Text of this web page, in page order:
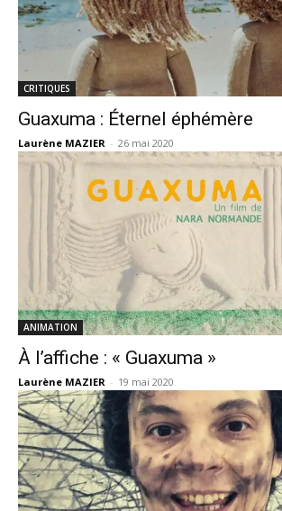
CRITIQUES
Guaxuma : Éternel éphémère
Laurène MAZIER - 26 mai 2020
ANIMATION
À l’affiche : « Guaxuma »
Laurène MAZIER - 19 mai 2020